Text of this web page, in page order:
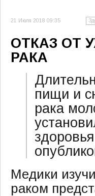
21 Июля 2018 09:35
ОТКАЗ ОТ
РАКА
пищи и
рака
Медики
раком